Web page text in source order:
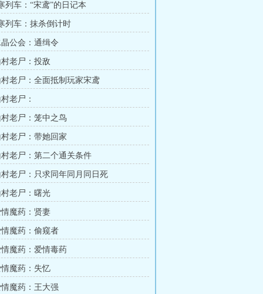
列车：“宋鸢”的日记本
列车：抹杀倒计时
公会：通缉令
老尸：投敌
老尸：全面抵制玩家宋鸢
老尸：
老尸：笼中之鸟
老尸：带她回家
老尸：第二个通关条件
老尸：只求同年同月同日死
老尸：曙光
魔药：贤妻
魔药：偷窥者
魔药：爱情毒药
魔药：失忆
魔药：王大强